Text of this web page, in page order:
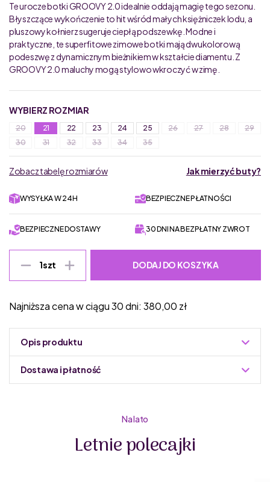
Te urocze botki GROOVY 2.0 idealnie oddają magię tego sezonu.
Błyszczące wykończenie to hit wśród małych księżniczek lodu, a
pluszowy kołnierz sugeruje ciepłą podszewkę. Modne i
praktyczne, te superfitowe zimowe botki mają dwukolorową
podeszwę z dynamicznym bieżnikiem w kształcie diamentu. Z
GROOVY 2.0 maluchy mogą stylowo wkroczyć w zimę.
WYBIERZ ROZMIAR
20 21 22 23 24 25 26 27 28
29
30
31 32 33 34 35
Zobacz tabelę rozmiarów Jak mierzyć buty?
WYSYŁKA W 24H BEZPIECZNE PŁATNOŚCI
BEZPIECZNE DOSTAWY 30 DNI NA BEZPŁATNY ZWROT
1szt DODAJ DO KOSZYKA
Najniższa cena w ciągu 30 dni: 380,00 zł
Opis produktu
to renomowana austriacka marka obuwia
Dostawa i płatność
Na lato
Letnie polecajki